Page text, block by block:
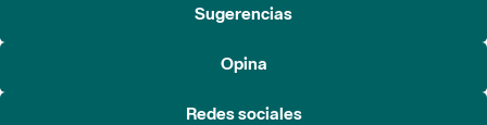
Sugerencias
Opina
Redes sociales